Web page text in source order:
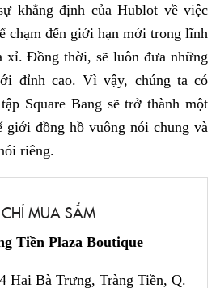
khẳng định của Hublot về việc
chạm đến giới hạn mới trong lĩnh
xỉ. Đồng thời, sẽ luôn đưa những
đỉnh cao. Vì vậy, chúng ta có
Square Bang sẽ trở thành một
giới đồng hồ vuông nói chung và
riêng.
MUA SẮM
Tiền Plaza Boutique
Hai Bà Trưng, Tràng Tiền, Q.